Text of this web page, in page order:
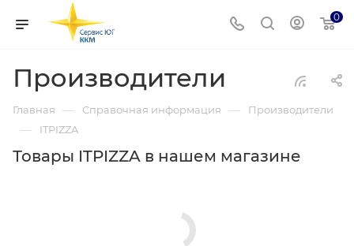
0
Производители
Главная — Справочная информация — Производители
— ITPIZZA
Товары ITPIZZA в нашем магазине